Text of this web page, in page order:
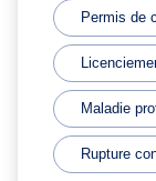
Permis de
Maladie
Rupture